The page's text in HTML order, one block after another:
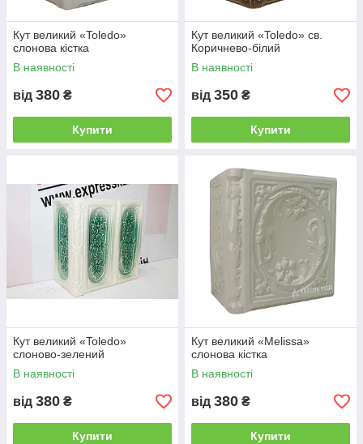
Кут великий «Toledo»
слонова кістка
В наявності
від 380 ₴
Купити
Кут великий «Toledo» св.
Коричнево-білий
В наявності
від 350 ₴
Купити
Кут великий «Toledo»
слоново-зелений
В наявності
від 380 ₴
Купити
Кут великий «Melissa»
слонова кістка
В наявності
від 380 ₴
Купити